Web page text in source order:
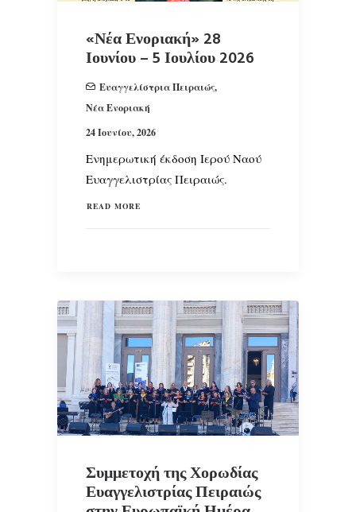
«Νέα Ενοριακή» 28
Ιουνίου – 5 Ιουλίου 2026
Ευαγγελίστρια Πειραιώς,
Νέα Ενοριακή
24 Ιουνίου, 2026
Ενημερωτική έκδοση Ιερού Ναού
Ευαγγελιστρίας Πειραιώς.
READ MORE
Συμμετοχή της Χορωδίας
Ευαγγελιστρίας Πειραιώς